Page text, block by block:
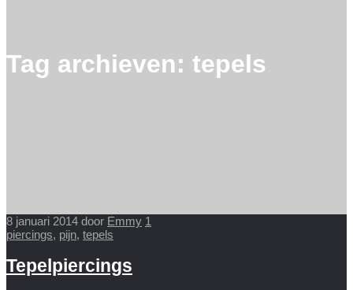
Tag archieven: tepels
8 januari 2014 door Emmy 1
piercings, pijn, tepels
Tepelpiercings